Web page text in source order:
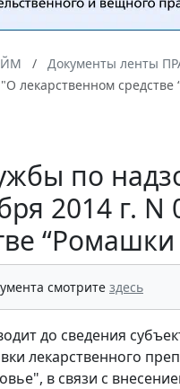
Документы ленты
лекарственном
по
2014 г.
смотрите здесь
до сведения
лекарственного
в связи с